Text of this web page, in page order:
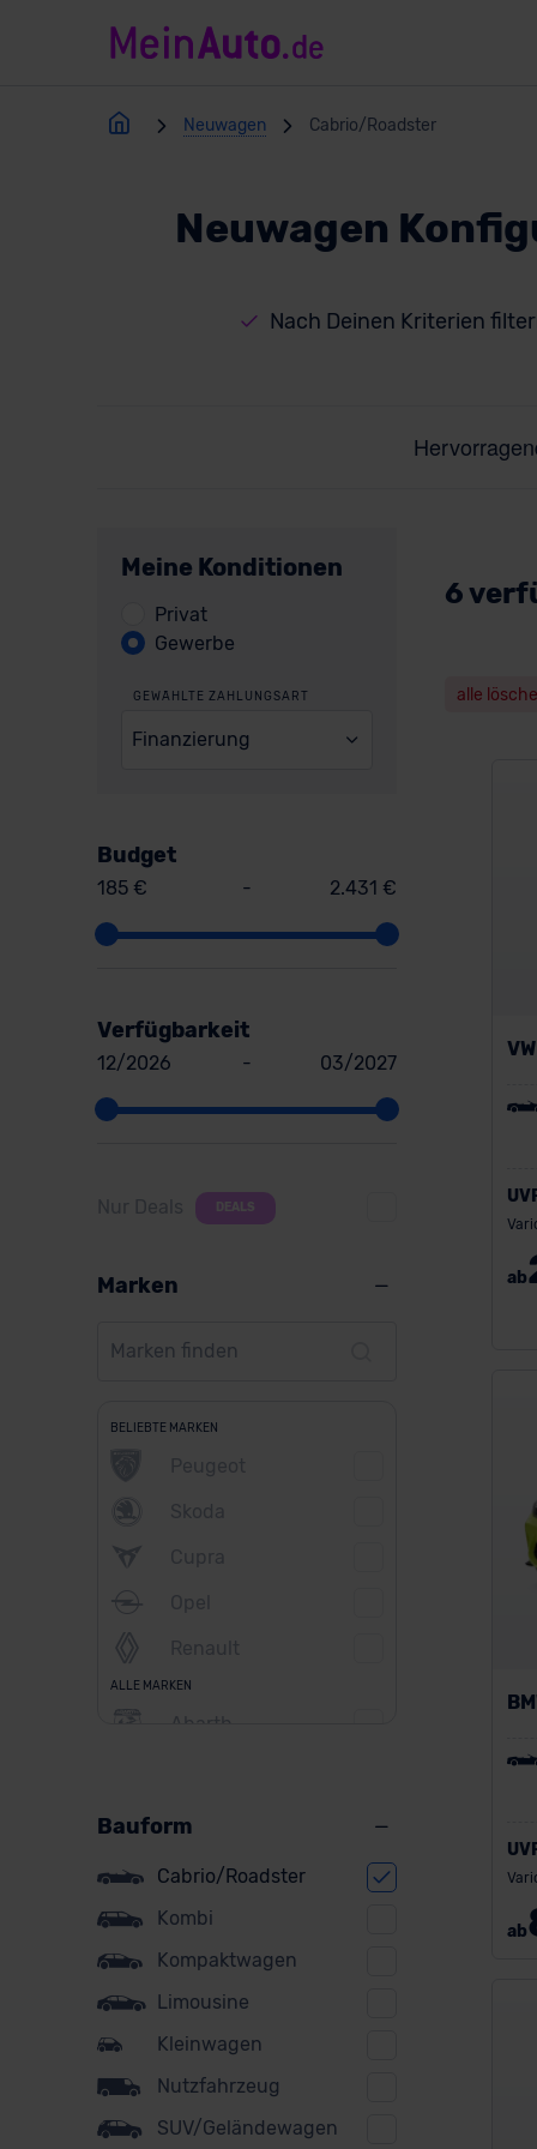
Neuwagen Cabrio/Roadster
Neuwagen
Nach Deinen Kriterien
Meine Konditionen
Privat
Gewerbe
GEWÄHLTE ZAHLUNGSART
Finanzierung
Budget
185 € - 2.431 €
Verfügbarkeit
12/2026 - 03/2027
Nur Deals DEALS
Marken
BELIEBTE MARKEN
Peugeot
Skoda
Cupra
Opel
Renault
ALLE MARKEN
Abarth
BMW
BYD
Citroen
Cupra
DS
Dacia
Bauform
Cabrio/Roadster
Kombi
Kompaktwagen
Limousine
Kleinwagen
Nutzfahrzeug
SUV/Geländewagen
6
alle
ab
ab